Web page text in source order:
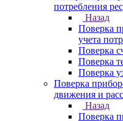
потребления
Назад
Поверка
учета
Поверка
Поверка
Поверка
Поверка
движения и
Назад
Поверка